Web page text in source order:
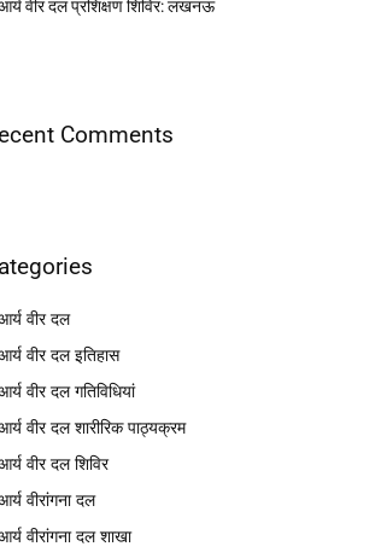
वीर दल प्रशिक्षण शिविर: लखनऊ
Comments
वीर दल
वीर दल इतिहास
वीर दल गतिविधियां
वीर दल शारीरिक पाठ्यक्रम
वीर दल शिविर
वीरांगना दल
वीरांगना दल शाखा